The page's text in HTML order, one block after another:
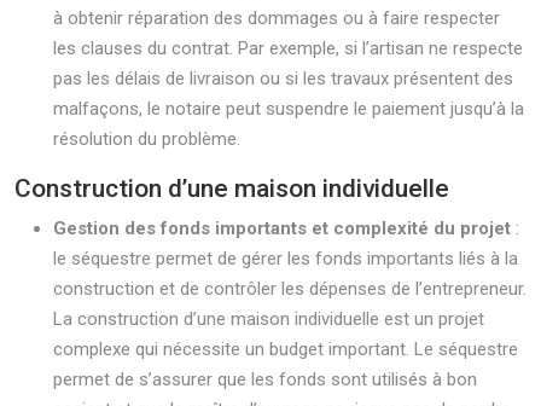
à obtenir réparation des dommages ou à faire respecter
les clauses du contrat. Par exemple, si l’artisan ne respecte
pas les délais de livraison ou si les travaux présentent des
malfaçons, le notaire peut suspendre le paiement jusqu’à la
résolution du problème.
Construction d’une maison individuelle
Gestion des fonds importants et complexité du projet :
le séquestre permet de gérer les fonds importants liés à la
construction et de contrôler les dépenses de l’entrepreneur.
La construction d’une maison individuelle est un projet
complexe qui nécessite un budget important. Le séquestre
permet de s’assurer que les fonds sont utilisés à bon